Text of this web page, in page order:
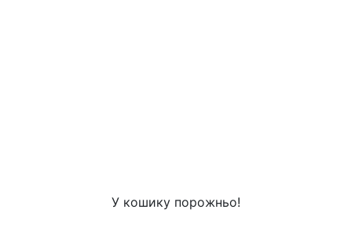
У кошику порожньо!